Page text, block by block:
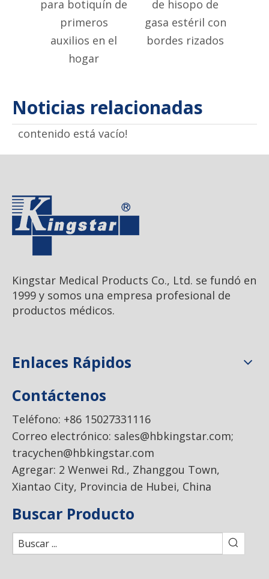
para botiquín de
primeros
auxilios en el
hogar
de hisopo de
gasa estéril con
bordes rizados
Noticias relacionadas
contenido está vacío!
Kingstar Medical Products Co., Ltd. se fundó en
1999 y somos una empresa profesional de
productos médicos.
Enlaces Rápidos
Contáctenos
Teléfono: +86 15027331116
Correo electrónico: sales@hbkingstar.com;
tracychen@hbkingstar.com
Agregar: 2 Wenwei Rd., Zhanggou Town,
Xiantao City, Provincia de Hubei, China
Buscar Producto